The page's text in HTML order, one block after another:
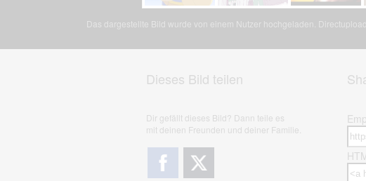
Das dargestellte Bild wurde von einem Nutzer hochgeladen.
Dieses Bild teilen
Dir gefällt dieses Bild? Dann teile es
mit deinen Freunden und deiner Familie.